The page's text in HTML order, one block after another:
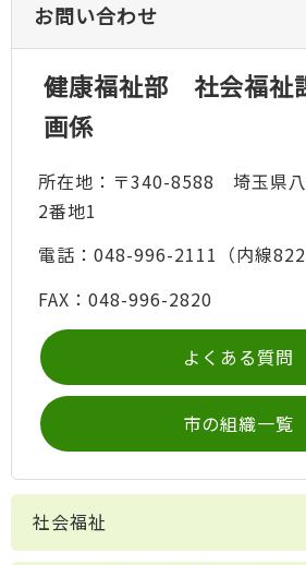
お問い合わせ
健康福祉部 社会福
画係
所在地：〒340-8588 埼玉県
2番地1
電話：048-996-2111（内線822
FAX：048-996-2820
よくある質問
市の組織一覧
社会福祉